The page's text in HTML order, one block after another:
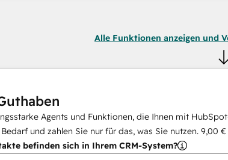
Alle Funktionen anzeigen und
Agents und Funktionen, die Ihnen mit
und zahlen Sie nur für das, was Sie nutzen. 9,00 €
befinden sich in Ihrem CRM-System?